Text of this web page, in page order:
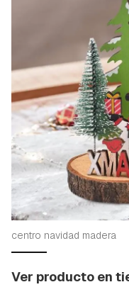
centro navidad madera
Ver producto en